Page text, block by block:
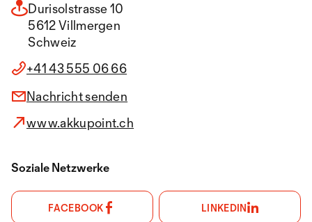
Durisolstrasse 10
5612 Villmergen
Schweiz
+41 43 555 06 66
Nachricht senden
www.akkupoint.ch
Soziale Netzwerke
FACEBOOK LINKEDIN